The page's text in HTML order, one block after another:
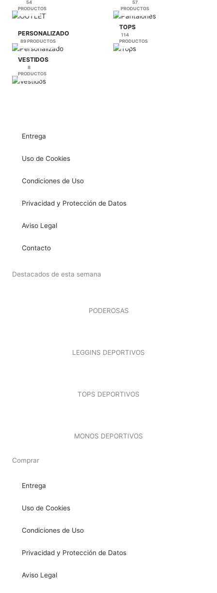
54
PRODUCTOS
57
PRODUCTOS
PERSONALIZADO
89 PRODUCTOS
TOPS
114
PRODUCTOS
VESTIDOS
8
PRODUCTOS
Entrega
Uso de Cookies
Condiciones de Uso
Privacidad y Protección de Datos
Aviso Legal
Contacto
Destacados de esta semana
PODEROSAS
LEGGINS DEPORTIVOS
TOPS DEPORTIVOS
MONOS DEPORTIVOS
Comprar
Entrega
Uso de Cookies
Condiciones de Uso
Privacidad y Protección de Datos
Aviso Legal